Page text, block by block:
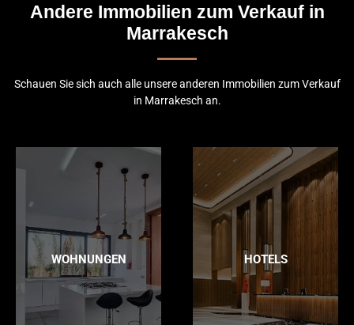
Andere Immobilien zum Verkauf in
Marrakesch
Schauen Sie sich auch alle unsere anderen Immobilien zum Verkauf
in Marrakesch an.
WOHNUNGEN HOTELS